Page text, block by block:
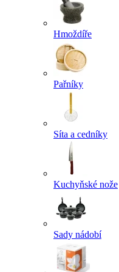
Hmoždíře
Pařníky
Síta a cedníky
Kuchyňské nože
Sady nádobí